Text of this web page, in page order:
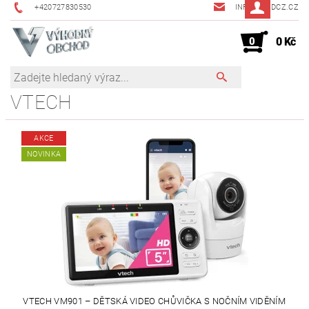
+420727830530 INFO@JMDCZ.CZ
0 0 Kč
VTECH
AKCE
NOVINKA
VTECH VM901 – DĚTSKÁ VIDEO CHŮVIČKA S NOČNÍM VIDĚNÍM